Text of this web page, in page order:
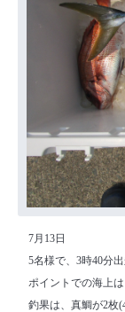
7月13日
5名様で、3時40分
ポイントでの海上
釣果は、真鯛が2枚